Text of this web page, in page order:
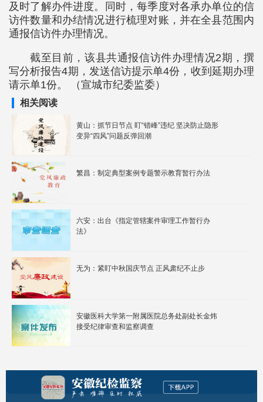
及时了解办件进度。同时，每季度对各承办单位的信
访件数量和办结情况进行梳理对账，并在全县范围内
通报信访件办理情况。
截至目前，该县共通报信访件办理情况2期，撰
写分析报告4期，发送信访提示单4份，收到延期办理
请示单1份。 （宣城市纪委监委）
相关阅读
黄山：抓节日节点 盯“错峰”违纪 坚决防止隐形
变异“四风”问题反弹回潮
繁昌：制定典型案例专题警示教育暂行办法
六安：出台《指定管辖案件审理工作暂行办
法》
无为：紧盯中秋国庆节点 正风肃纪不止步
安徽医科大学第一附属医院总务处副处长金炜
接受纪律审查和监察调查